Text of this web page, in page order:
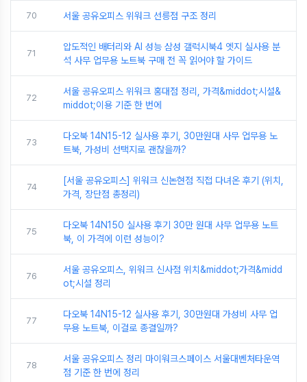
70 서울 공유오피스 위워크 선릉점 구조 정리
71
압도적인 배터리와 AI 성능 삼성 갤럭시북4 엣지 실사용 분
석 사무 업무용 노트북 구매 전 꼭 읽어야 할 가이드
72
서울 공유오피스 위워크 홍대점 정리, 가격&middot;시설&
middot;이용 기준 한 번에
73
다오북 14N15-12 실사용 후기, 30만원대 사무 업무용 노
트북, 가성비 선택지로 괜찮을까?
74
[서울 공유오피스] 위워크 신논현점 직접 다녀온 후기 (위치,
가격, 장단점 총정리)
75
다오북 14N150 실사용 후기 30만 원대 사무 업무용 노트
북, 이 가격에 이런 성능이?
76
서울 공유오피스, 위워크 신사점 위치&middot;가격&midd
ot;시설 정리
77
다오북 14N15-12 실사용 후기, 30만원대 가성비 사무 업
무용 노트북, 이걸로 종결일까?
78
서울 공유오피스 정리 마이워크스페이스 서울대벤처타운역
점 기준 한 번에 정리